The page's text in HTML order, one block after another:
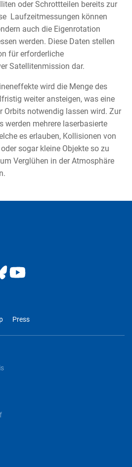
oder Schrottteilen bereits zur
Laufzeitmessungen können
auch die Eigenrotation
werden. Diese Daten stellen
für erforderliche
Satellitenmission dar.
wird die Menge des
weiter ansteigen, was eine
Orbits notwendig lassen wird. Zur
werden mehrere laserbasierte
es erlauben, Kollisionen von
sogar kleine Objekte so zu
Verglühen in der Atmosphäre
Press